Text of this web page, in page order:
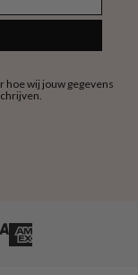
wij jouw gegevens